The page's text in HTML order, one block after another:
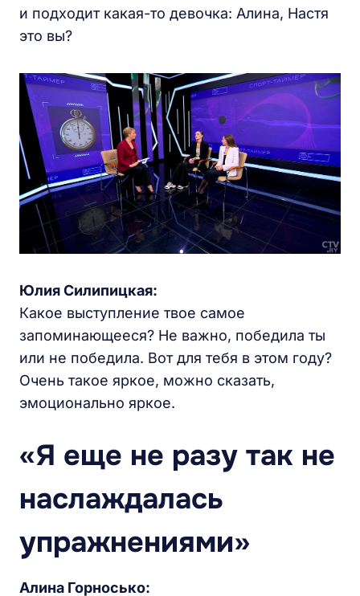
и подходит какая-то девочка: Алина, Настя
это вы?
Юлия Силипицкая:
Какое выступление твое самое
запоминающееся? Не важно, победила ты
или не победила. Вот для тебя в этом году?
Очень такое яркое, можно сказать,
эмоционально яркое.
«Я еще не разу так не
наслаждалась
упражнениями»
Алина Горносько: